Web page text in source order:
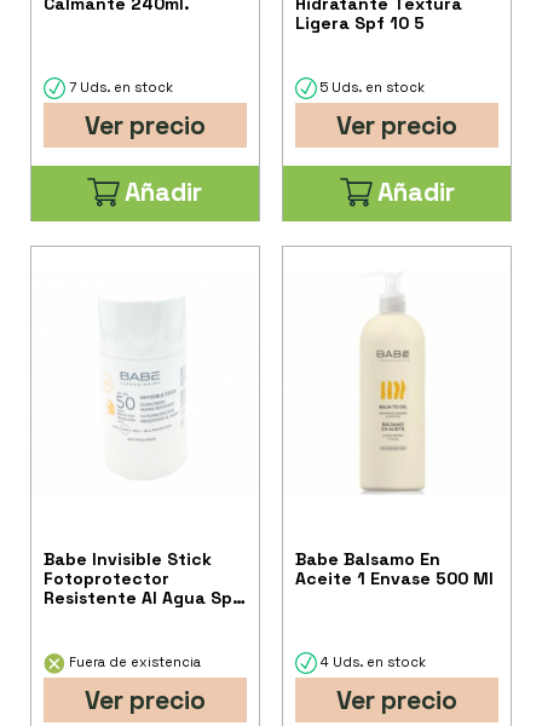
7 Uds. en stock
Ver precio
Añadir
Ligera Spf 10 5
5 Uds. en stock
Ver precio
Añadir
Babe Invisible Stick
Fotoprotector
Resistente Al Agua Spf
Fuera de existencia
Ver precio
Babe Balsamo En
Aceite 1 Envase 500 Ml
4 Uds. en stock
Ver precio